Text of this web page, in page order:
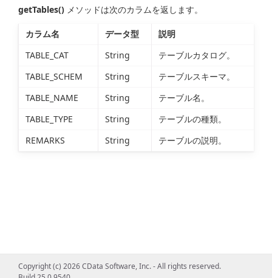
getTables() メソッドは次のカラムを返します。
カラム名 データ型
説明
TABLE_CAT
String
テーブルカタログ。
TABLE_SCHEM
String
テーブルスキーマ。
TABLE_NAME
String
テーブル名。
TABLE_TYPE
String
テーブルの種類。
REMARKS
String テーブルの説明。
Copyright (c) 2026 CData Software, Inc. - All rights reserved.